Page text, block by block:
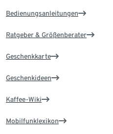
Bedienungsanleitungen
Ratgeber & Größenberater
Geschenkkarte
Geschenkideen
Kaffee-Wiki
Mobilfunklexikon